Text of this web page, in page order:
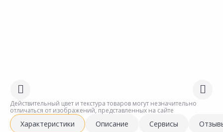
Действительный цвет и текстура товаров могут незначительно
отличаться от изображений, представленных на сайте
Характеристики Описание Сервисы